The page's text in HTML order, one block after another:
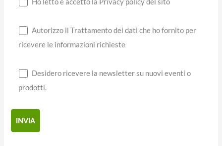
Ho letto e accetto la Privacy policy del sito
Autorizzo il Trattamento dei dati che ho fornito per
ricevere le informazioni richieste
Desidero ricevere la newsletter su nuovi eventi o
prodotti.